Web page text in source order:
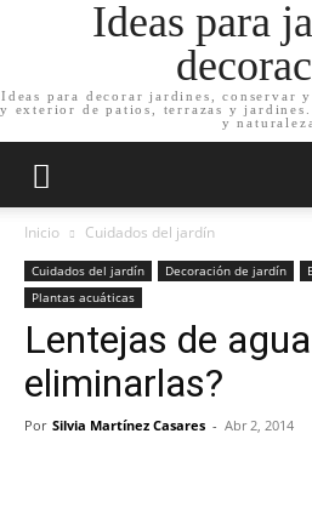
Ideas para
Ideas para decorar jardines, conservar
y exterior de patios, terrazas y
y
Inicio Cuidados del jardín
Cuidados del jardín Decoración de jardín
Plantas acuáticas
Lentejas de
eliminarlas?
Por Silvia Martínez Casares - Abr 2, 2014